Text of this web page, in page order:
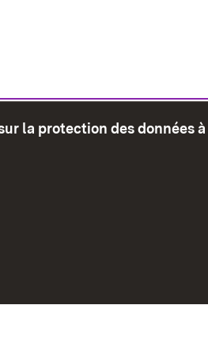
la protection des données